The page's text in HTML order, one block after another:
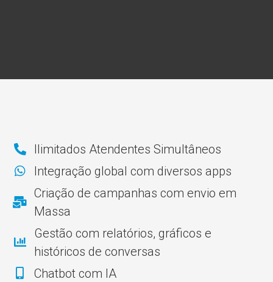
Ilimitados Atendentes Simultâneos
Integração global com diversos apps
Criação de campanhas com envio em
Massa
Gestão com relatórios, gráficos e
históricos de conversas
Chatbot com IA